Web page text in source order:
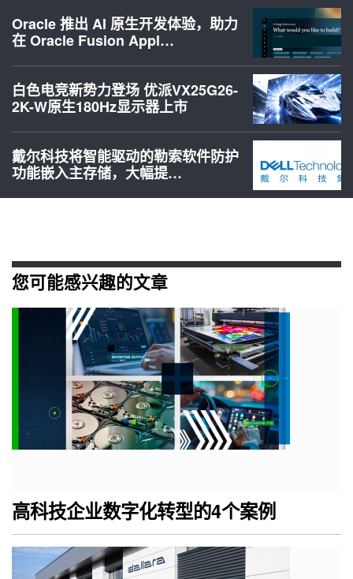
Oracle 推出 AI 原生开发体验，助力
在 Oracle Fusion Appl…
白色电竞新势力登场 优派VX25G26-
2K-W原生180Hz显示器上市
戴尔科技将智能驱动的勒索软件防护
功能嵌入主存储，大幅提…
您可能感兴趣的文章
高科技企业数字化转型的4个案例